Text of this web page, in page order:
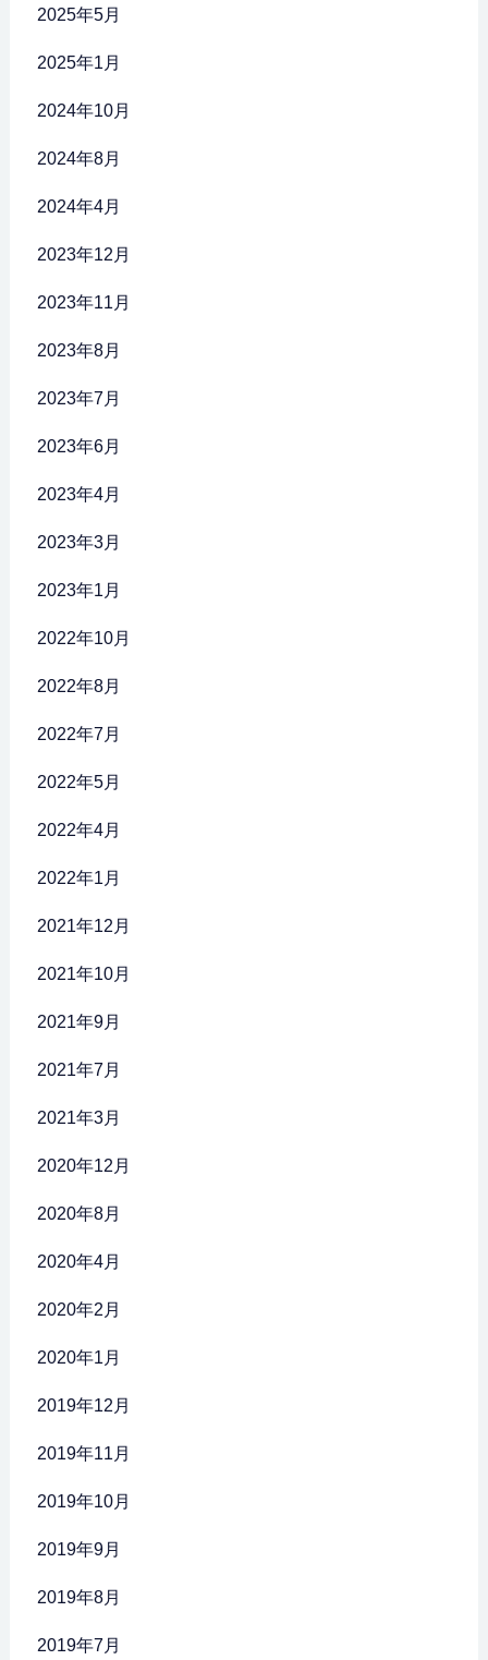
2025年5月
2025年1月
2024年10月
2024年8月
2024年4月
2023年12月
2023年11月
2023年8月
2023年7月
2023年6月
2023年4月
2023年3月
2023年1月
2022年10月
2022年8月
2022年7月
2022年5月
2022年4月
2022年1月
2021年12月
2021年10月
2021年9月
2021年7月
2021年3月
2020年12月
2020年8月
2020年4月
2020年2月
2020年1月
2019年12月
2019年11月
2019年10月
2019年9月
2019年8月
2019年7月